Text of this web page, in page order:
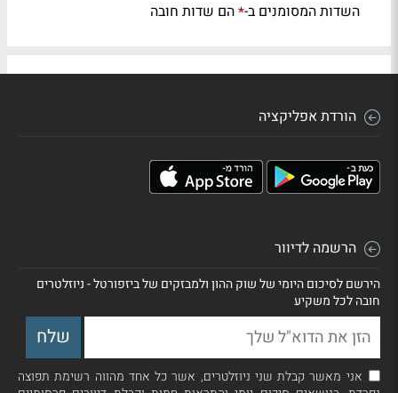
השדות המסומנים ב-*הם שדות חובה
הורדת אפליקציה
הרשמה לדיוור
הירשם לסיכום היומי של שוק ההון ולמבזקים של ביזפורטל - ניוזלטרים
חובה לכל משקיע
אני מאשר קבלת שני ניוזלטרים, אשר כל אחד מהווה רשימת תפוצה